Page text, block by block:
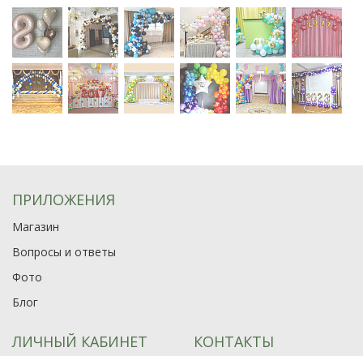
ПРИЛОЖЕНИЯ
Магазин
Вопросы и ответы
Фото
Блог
ЛИЧНЫЙ КАБИНЕТ КОНТАКТЫ